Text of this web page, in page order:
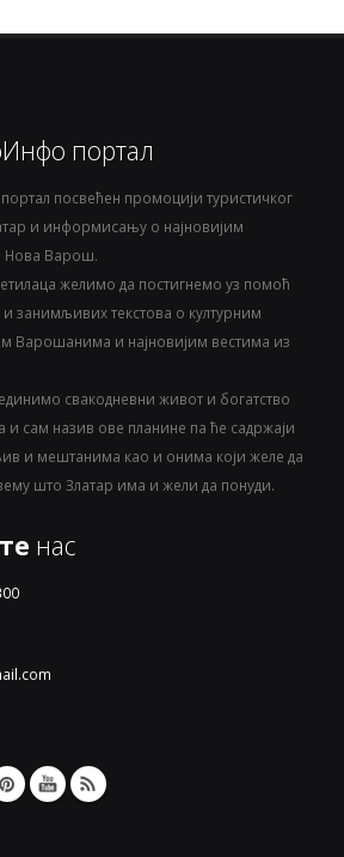
Инфо портал
посвећен промоцији туристичког
и информисању о најновијим
Нова Варош.
желимо да постигнемо уз помоћ
занимљивих текстова о културним
Варошанима и најновијим вестима из
свакодневни живот и богатство
и сам назив ове планине па ће садржаји
и мештанима као и онима који желе да
што Златар има и жели да понуди.
нас